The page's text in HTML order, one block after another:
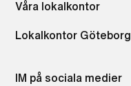
Våra lokalkontor
Lokalkontor Göteborg
IM på sociala medier